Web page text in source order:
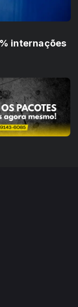
internações